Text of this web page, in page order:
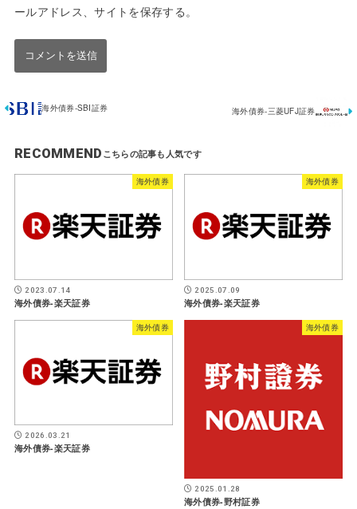
ールアドレス、サイトを保存する。
海外債券-SBI証券 海外債券-三菱UFJ証券
RECOMMEND
海外債券
2023.07.14
海外債券-楽天証券
海外債券
2025.07.09
海外債券-楽天証券
海外債券
2026.03.21
海外債券-楽天証券
海外債券
2025.01.28
海外債券-野村証券